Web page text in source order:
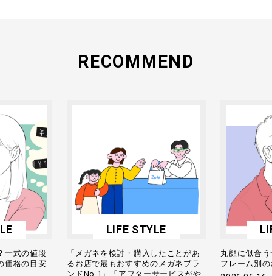
RECOMMEND
一式の値段
価格の目安
LIFE STYLE
「メガネを検討・購入したことがあ
るお店で最もおすすめのメガネブラ
ンドNo.1」「アフターサービスがや
丸顔に似合
フレーム別